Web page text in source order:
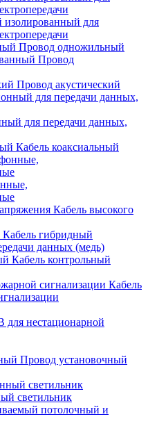
для
Провод одножильный
Провод
Провод акустический
для передачи данных,
Кабель коаксиальный
Кабель высокого
Кабель гибридный
данных (медь)
Кабель контрольный
Кабель
для нестационарной
Провод установочный
светильник